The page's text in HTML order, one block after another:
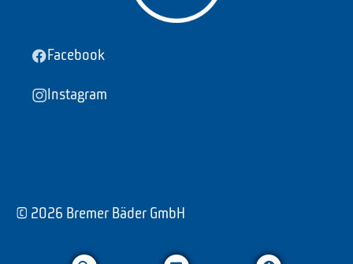
Facebook
Instagram
© 2026 Bremer Bäder GmbH